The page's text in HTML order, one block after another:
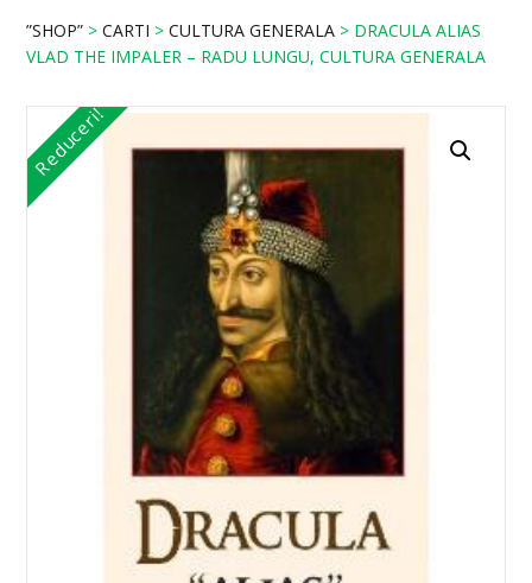
”SHOP” >CARTI >CULTURA GENERALA > DRACULA ALIAS
VLAD THE IMPALER – RADU LUNGU, CULTURA GENERALA
Reduceri!